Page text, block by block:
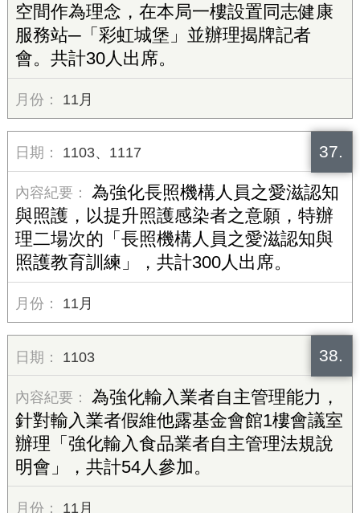
空間作為理念，在本局一樓設置同志健康
服務站─「彩虹城堡」並辦理揭牌記者
會。共計30人出席。
11月
37.
1103、1117
為強化長照機構人員之愛滋認知
與照護，以提升照護感染者之意願，特辦
理二場次的「長照機構人員之愛滋認知與
照護教育訓練」，共計300人出席。
11月
38.
1103
為強化輸入業者自主管理能力，
針對輸入業者假維他露基金會館1樓會議室
辦理「強化輸入食品業者自主管理法規說
明會」，共計54人參加。
11月